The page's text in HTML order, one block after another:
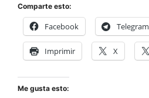
Comparte esto:
Facebook Telegram
Imprimir X
Me gusta esto: